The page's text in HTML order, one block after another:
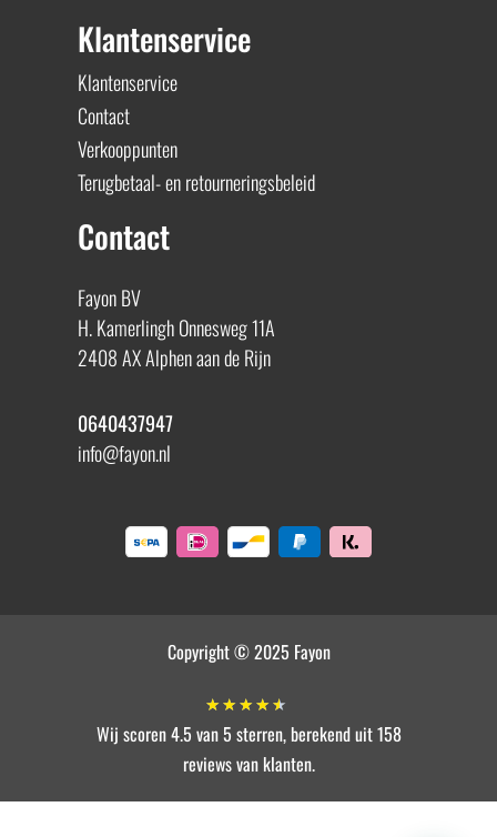
Klantenservice
Klantenservice
Contact
Verkooppunten
Terugbetaal- en retourneringsbeleid
Contact
Fayon BV
H. Kamerlingh Onnesweg 11A
2408 AX Alphen aan de Rijn
0640437947
info@fayon.nl
Copyright © 2025 Fayon
★ ★ ★ ★ ★
Wij scoren 4.5 van 5 sterren, berekend uit 158
reviews van klanten.